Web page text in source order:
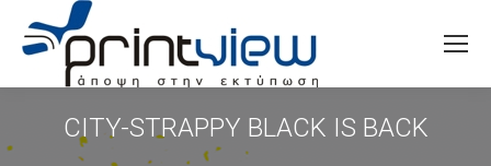
Search:
CITY-STRAPPY BLACK IS BACK
You are here: